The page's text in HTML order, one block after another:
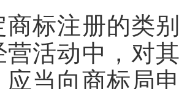
商标注册的类
营活动中，对
应当向商标局